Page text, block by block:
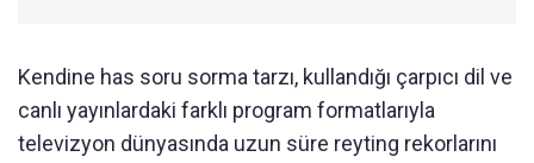
Kendine has soru sorma tarzı, kullandığı çarpıcı dil ve
canlı yayınlardaki farklı program formatlarıyla
televizyon dünyasında uzun süre reyting rekorlarını